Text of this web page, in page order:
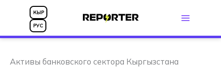
Перейти
содержимому
КЫР
РУС
Активы банковского сектора Кыргызстана